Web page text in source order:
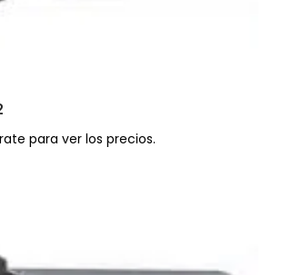
para ver los precios.